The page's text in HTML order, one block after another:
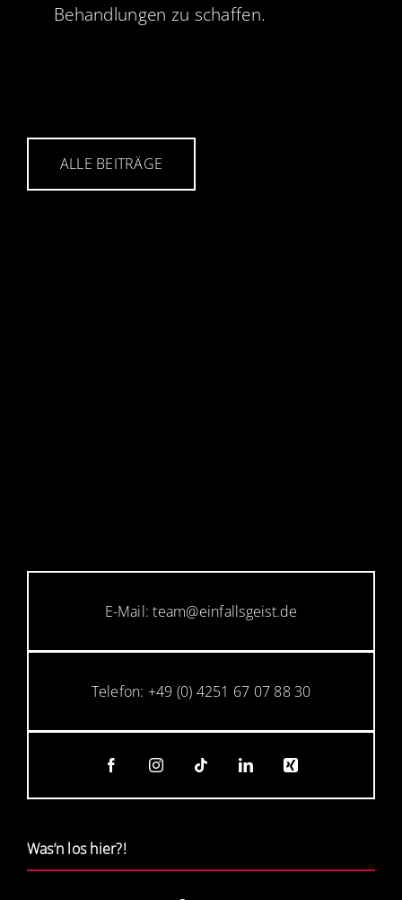
Behandlungen zu schaffen.
ALLE BEITRÄGE
E-Mail: team@einfallsgeist.de
Telefon: +49 (0) 4251 67 07 88 30
Was’n los hier?!